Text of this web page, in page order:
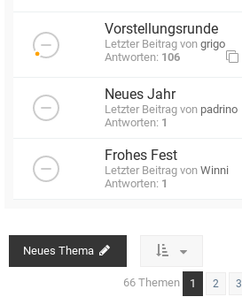
Vorstellungsrunde
Letzter Beitrag von grigo
Antworten: 106
Neues Jahr
Letzter Beitrag von padrino
Antworten: 1
Frohes Fest
Letzter Beitrag von Winni
Antworten: 1
Neues Thema
66 Themen 1 2 3